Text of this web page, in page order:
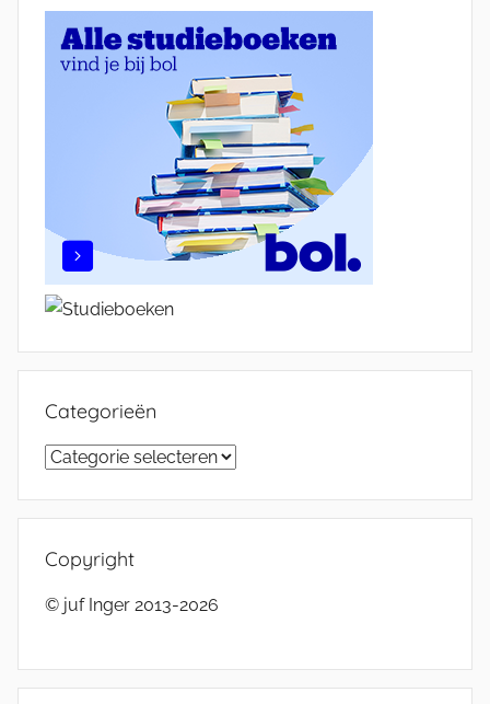
Categorieën
Categorieën
Copyright
© juf Inger 2013-2026